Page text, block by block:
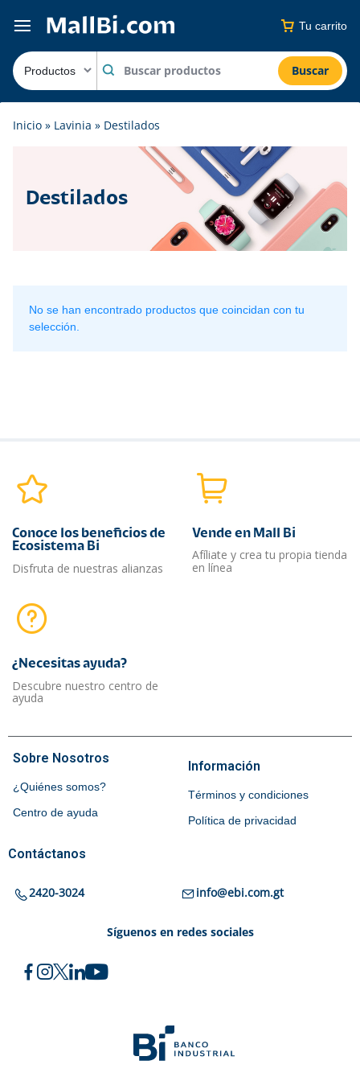
Tu carrito
Buscar
Inicio » Lavinia » Destilados
Destilados
No se han encontrado productos que coincidan con tu
selección.
Conoce los beneficios de
Ecosistema Bi
Disfruta de nuestras alianzas
Vende en Mall Bi
Afíliate y crea tu propia tienda
en línea
¿Necesitas ayuda?​
Descubre nuestro centro de
ayuda
Sobre Nosotros
¿Quiénes somos?
Centro de ayuda
Información
Términos y condiciones
Política de privacidad
Contáctanos
2420-3024 info@ebi.com.gt
Síguenos en redes sociales